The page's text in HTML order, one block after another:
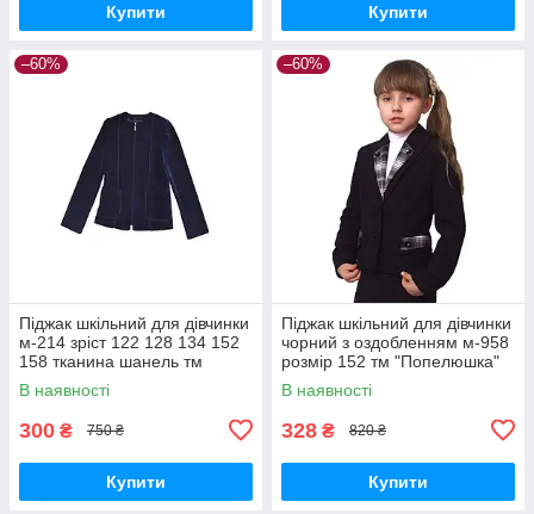
Купити Купити
–60%
Піджак шкільний для дівчинки
м-214 зріст 122 128 134 152
158 тканина шанель тм
"Попелюшка"
В наявності
300 ₴ 750 ₴
Купити
–60%
Піджак шкільний для дівчинки
чорний з оздобленням м-958
розмір 152 тм "Попелюшка"
В наявності
328 ₴ 820 ₴
Купити